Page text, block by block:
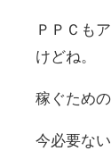
ＰＰＣも
けどね。
稼ぐため
今必要な